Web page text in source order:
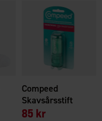
Compeed
Skavsårsstift
85 kr